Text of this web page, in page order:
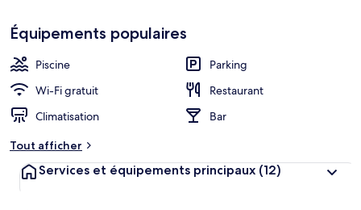
Équipements populaires
Piscine
Parking
Wi-Fi gratuit
Restaurant
Climatisation
Bar
Tout afficher
Services et équipements principaux (12)